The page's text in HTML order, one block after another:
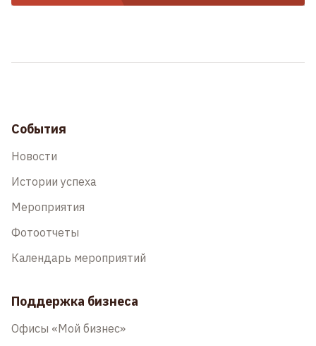
События
Новости
Истории успеха
Мероприятия
Фотоотчеты
Календарь мероприятий
Поддержка бизнеса
Офисы «Мой бизнес»